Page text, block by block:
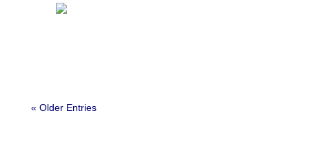
« Older Entries